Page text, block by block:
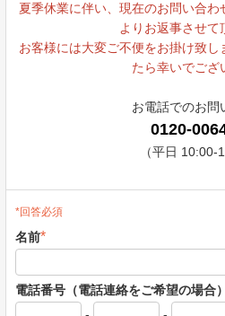
夏季休業に伴い、現在のお問い合
よりお返事させて
お客様には大変ご不便をお掛け致
たら幸いでござ
お電話でのお問
0120-
（平日 10:00-
*回答必須
名前*
電話番号（電話連絡をご希望の場合）